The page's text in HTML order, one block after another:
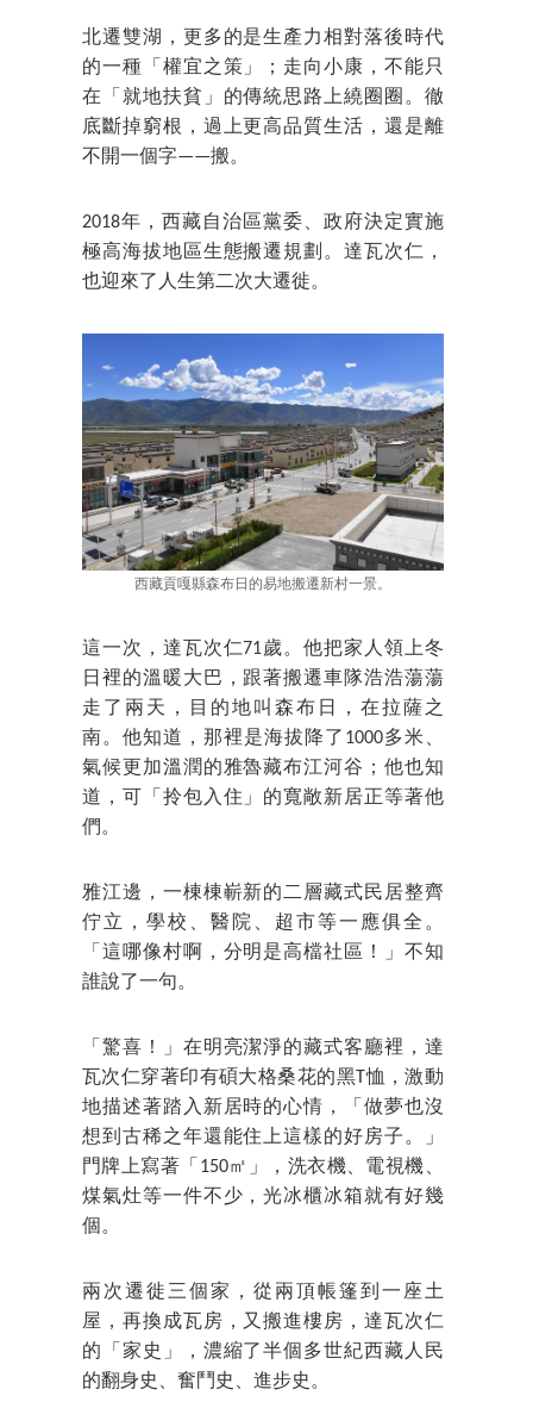
北遷雙湖，更多的是生產力相對落後時代
的一種「權宜之策」；走向小康，不能只
在「就地扶貧」的傳統思路上繞圈圈。徹
底斷掉窮根，過上更高品質生活，還是離
不開一個字——搬。
2018年，西藏自治區黨委、政府決定實施
極高海拔地區生態搬遷規劃。達瓦次仁，
也迎來了人生第二次大遷徙。
西藏貢嘎縣森布日的易地搬遷新村一景。
這一次，達瓦次仁71歲。他把家人領上冬
日裡的溫暖大巴，跟著搬遷車隊浩浩蕩蕩
走了兩天，目的地叫森布日，在拉薩之
南。他知道，那裡是海拔降了1000多米、
氣候更加溫潤的雅魯藏布江河谷；他也知
道，可「拎包入住」的寬敞新居正等著他
們。
雅江邊，一棟棟嶄新的二層藏式民居整齊
佇立，學校、醫院、超市等一應俱全。
「這哪像村啊，分明是高檔社區！」不知
誰說了一句。
「驚喜！」在明亮潔淨的藏式客廳裡，達
瓦次仁穿著印有碩大格桑花的黑T恤，激動
地描述著踏入新居時的心情，「做夢也沒
想到古稀之年還能住上這樣的好房子。」
門牌上寫著「150㎡」，洗衣機、電視機、
煤氣灶等一件不少，光冰櫃冰箱就有好幾
個。
兩次遷徙三個家，從兩頂帳篷到一座土
屋，再換成瓦房，又搬進樓房，達瓦次仁
的「家史」，濃縮了半個多世紀西藏人民
的翻身史、奮鬥史、進步史。